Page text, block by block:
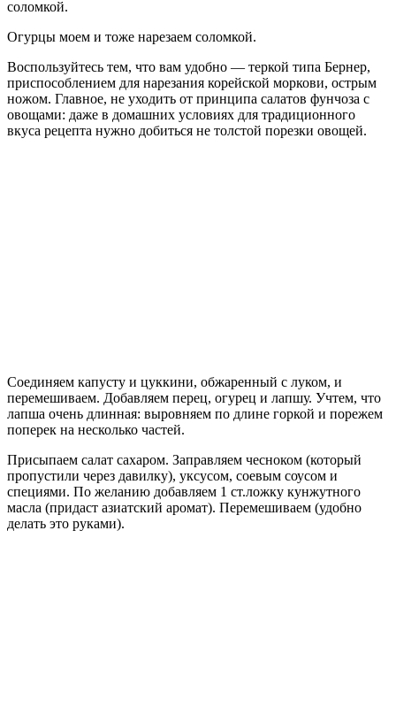
соломкой.
Огурцы моем и тоже нарезаем соломкой.
Воспользуйтесь тем, что вам удобно — теркой типа Бернер,
приспособлением для нарезания корейской моркови, острым
ножом. Главное, не уходить от принципа салатов фунчоза с
овощами: даже в домашних условиях для традиционного
вкуса рецепта нужно добиться не толстой порезки овощей.
Соединяем капусту и цуккини, обжаренный с луком, и
перемешиваем. Добавляем перец, огурец и лапшу. Учтем, что
лапша очень длинная: выровняем по длине горкой и порежем
поперек на несколько частей.
Присыпаем салат сахаром. Заправляем чесноком (который
пропустили через давилку), уксусом, соевым соусом и
специями. По желанию добавляем 1 ст.ложку кунжутного
масла (придаст азиатский аромат). Перемешиваем (удобно
делать это руками).